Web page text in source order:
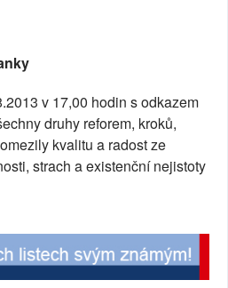
v 17,00 hodin s odkazem
druhy reforem, kroků,
kvalitu a radost ze
strach a existenční nejistoty